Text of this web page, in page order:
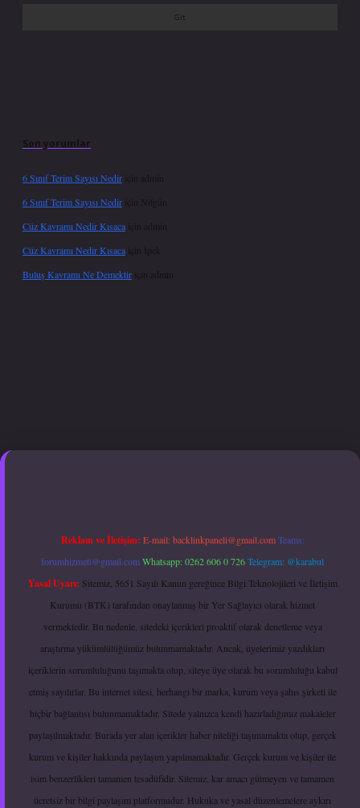
Son yorumlar
6 Sınıf Terim Sayısı Nedir için
admin
6 Sınıf Terim Sayısı Nedir için Nilgün
Cüz Kavramı Nedir Kısaca için
admin
Cüz Kavramı Nedir Kısaca için İpek
Buluş Kavramı Ne Demektir için admin
hiltonbet güncel giriş
Reklam ve İletişim: E-mail:backlinkpaneli@gmail.com Teams:
forumhizmeti@gmail.comWhatsapp: 0262 606 0 726Telegram: @karabul
Yasal Uyarı: Sitemiz, 5651 Sayılı Kanun gereğince Bilgi Teknolojileri ve İletişim
Kurumu (BTK) tarafından onaylanmış bir Yer Sağlayıcı olarak hizmet
vermektedir. Bu nedenle, sitedeki içerikleri proaktif olarak denetleme veya
araştırma yükümlülüğümüz bulunmamaktadır. Ancak, üyelerimiz yazdıkları
içeriklerin sorumluluğunu taşımakta olup, siteye üye olarak bu sorumluluğu kabul
etmiş sayılırlar. Bu internet sitesi, herhangi bir marka, kurum veya şahıs şirketi ile
hiçbir bağlantısı bulunmamaktadır. Sitede yalnızca kendi hazırladığımız makaleler
paylaşılmaktadır. Burada yer alan içerikler haber niteliği taşımamakta olup, gerçek
kurum ve kişiler hakkında paylaşım yapılmamaktadır. Gerçek kurum ve kişiler ile
isim benzerlikleri tamamen tesadüfidir. Sitemiz, kar amacı gütmeyen ve tamamen
ücretsiz bir bilgi paylaşım platformudur. Hukuka ve yasal düzenlemelere aykırı